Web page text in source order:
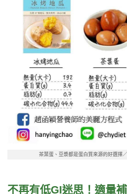
茶葉蛋、豆漿都是蛋白質來源的好選擇
不再有低GI迷思！適量